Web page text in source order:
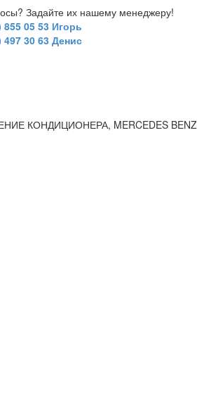
Задайте их нашему менеджеру!
855 05 53 Игорь
497 30 63 Денис
КОНДИЦИОНЕРА, MERCEDES BENZ